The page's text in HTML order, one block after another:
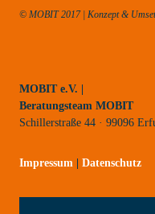
© MOBIT 2017 | Konzept &
MOBIT e.V. |
Beratungsteam MOBIT
Schillerstraße 44 · 99096
Impressum | Datenschutz